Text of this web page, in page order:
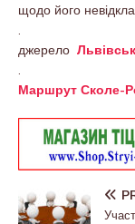
щодо його
.
джерело
.
Маршрут Сколе-